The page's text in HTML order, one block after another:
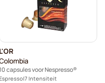
L'OR
capsules voor Nespresso®
7 Intensiteit